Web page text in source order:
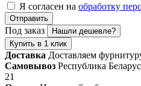
Я согласен на обработку
Отправить
Под заказ
Нашли дешевле?
Купить в 1 клик
Доставка Доставляем
Самовывоз Республика
21